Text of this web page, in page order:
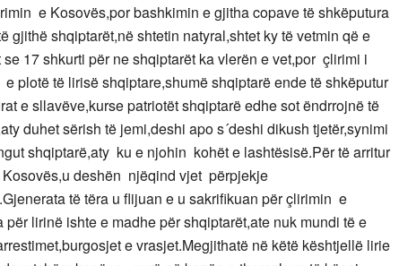
e Kosovës,por bashkimin e gjitha copave të shkëputura
gjithë shqiptarët,në shtetin natyral,shtet ky të vetmin që e
17 shkurti për ne shqiptarët ka vlerën e vet,por çlirimi i
plotë të lirisë shqiptare,shumë shqiptarë ende të shkëputur
e sllavëve,kurse patriotët shqiptarë edhe sot ëndrrojnë të
duhet sërish të jemi,deshi apo s´deshi dikush tjetër,synimi
shqiptarë,aty ku e njohin kohët e lashtësisë.Për të arritur
deshën njëqind vjet përpjekje
të tëra u flijuan e u sakrifikuan për çlirimin e
lirinë ishte e madhe për shqiptarët,ate nuk mundi të e
e vrasjet.Megjithatë në këtë kështjellë lirie